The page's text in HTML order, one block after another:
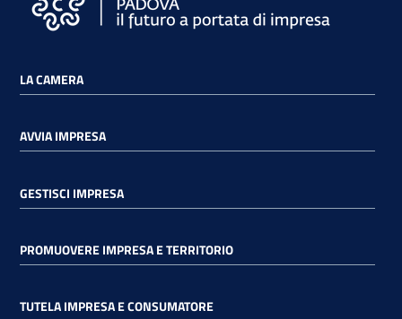
LA CAMERA
AVVIA IMPRESA
GESTISCI IMPRESA
PROMUOVERE IMPRESA E TERRITORIO
TUTELA IMPRESA E CONSUMATORE